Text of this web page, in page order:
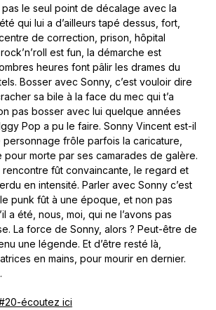
pas le seul point de décalage avec la
qui lui a d’ailleurs tapé dessus, fort,
de correction, prison, hôpital
est fun, la démarche est
heures font pâlir les drames du
Bosser avec Sonny, c’est vouloir dire
sa bile à la face du mec qui t’a
pas bosser avec lui quelque années
Pop a pu le faire. Sonny Vincent est-il
personnage frôle parfois la caricature,
pour morte par ses camarades de galère.
rencontre fût convaincante, le regard et
en intensité. Parler avec Sonny c’est
punk fût à une époque, et non pas
a été, nous, moi, qui ne l’avons pas
La force de Sonny, alors ? Peut-être de
une légende. Et d’être resté là,
en mains, pour mourir en dernier.
écoutez ici